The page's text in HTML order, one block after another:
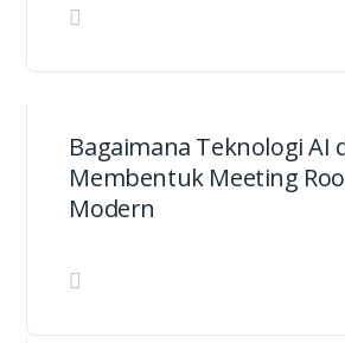
Bagaimana Teknologi AI
Membentuk Meeting
Modern